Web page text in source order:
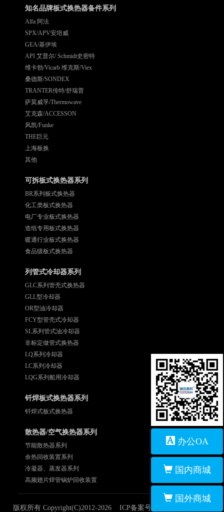
知名品牌板式换热器备件系列
Alfa 阿法
SPX/APV安培威
GEA/基伊埃
API 艾普尔/ Schmidt史密特
维卡勃/Vicarb 维克斯/Viex
桑德斯/SONDEX
TRANTER传特/舒瑞普
萨莫威孚/Thermowave
艾克森/ACCESSON
风凯/Funke
THE巨元
上海板换
其他
可拆板式换热器系列
BR系列板式换热器
化工类板式换热器
电厂专业板式换热器
造纸专用板式换热器
暖通行业板式换热器
食品级板式换热器
列管式冷却器系列
GLC系列管壳式换热器
GLL型冷却器
OR型油冷却器
FCY型管壳式冷却器
SL系列管式油冷却器
非标定做管式换热器
LQ系列冷却器
LC系列冷却器
LQG系列船用冷却器
钎焊板式换热器系列
钎焊式板式换热器
散热器/空气换热器系列
节能散热器系列
余热回收装置系列
冷凝器、蒸发器系列
高频翅片焊管锅炉回收装置
版权所有 Copyright(C)2012-2026 ICP备案号：
办公OA
国内商城
国外商城